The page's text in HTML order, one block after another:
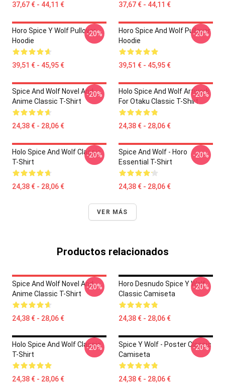
37,67 € - 44,11 € 37,67 € - 44,11 €
Horo Spice Y Wolf Pullover
Hoodie
39,51 € - 45,95 €
-20%
Horo Spice And Wolf Pullover
Hoodie
39,51 € - 45,95 €
-20%
Spice And Wolf Novel And
Anime Classic T-Shirt
24,38 € - 28,06 €
-20%
Holo Spice And Wolf Artwork
For Otaku Classic T-Shirt
24,38 € - 28,06 €
-20%
Holo Spice And Wolf Classic
T-Shirt
24,38 € - 28,06 €
-20%
Spice And Wolf - Horo
Essential T-Shirt
24,38 € - 28,06 €
-20%
VER MÁS
Productos relacionados
Spice And Wolf Novel And
Anime Classic T-Shirt
24,38 € - 28,06 €
-20%
Horo Desnudo Spice Y Wolf
Classic Camiseta
24,38 € - 28,06 €
-20%
Holo Spice And Wolf Classic
T-Shirt
24,38 € - 28,06 €
-20%
Spice Y Wolf - Poster Classic
Camiseta
24,38 € - 28,06 €
-20%